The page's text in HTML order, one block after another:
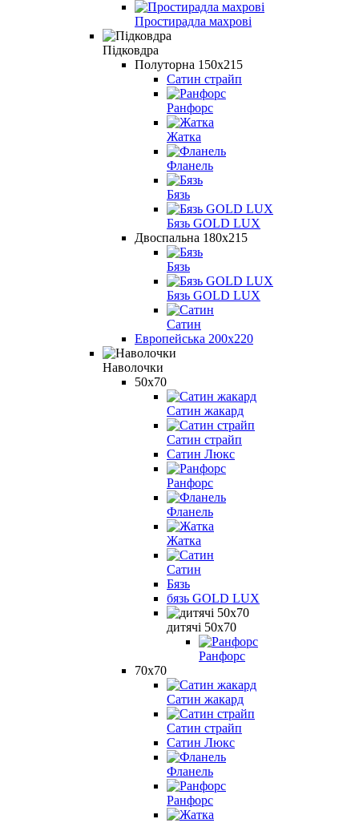
Простирадла махрові
Підковдра
Полуторна 150х215
Сатин страйп
Ранфорс
Жатка
Фланель
Бязь
Бязь GOLD LUX
Двоспальна 180х215
Бязь
Бязь GOLD LUX
Сатин
Европейська 200х220
Наволочки
50х70
Сатин жакард
Сатин страйп
Сатин Люкс
Ранфорс
Фланель
Жатка
Сатин
Бязь
бязь GOLD LUX
дитячі 50х70
Ранфорс
70х70
Сатин жакард
Сатин страйп
Сатин Люкс
Фланель
Ранфорс